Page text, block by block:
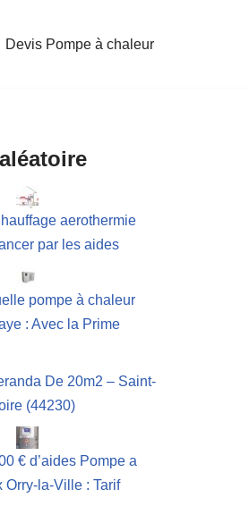
Devis Pompe à chaleur
aerothermie
par les aides
pompe à chaleur
: Avec la Prime
De 20m2 – Saint-
(44230)
€ d’aides Pompe a
Orry-la-Ville : Tarif